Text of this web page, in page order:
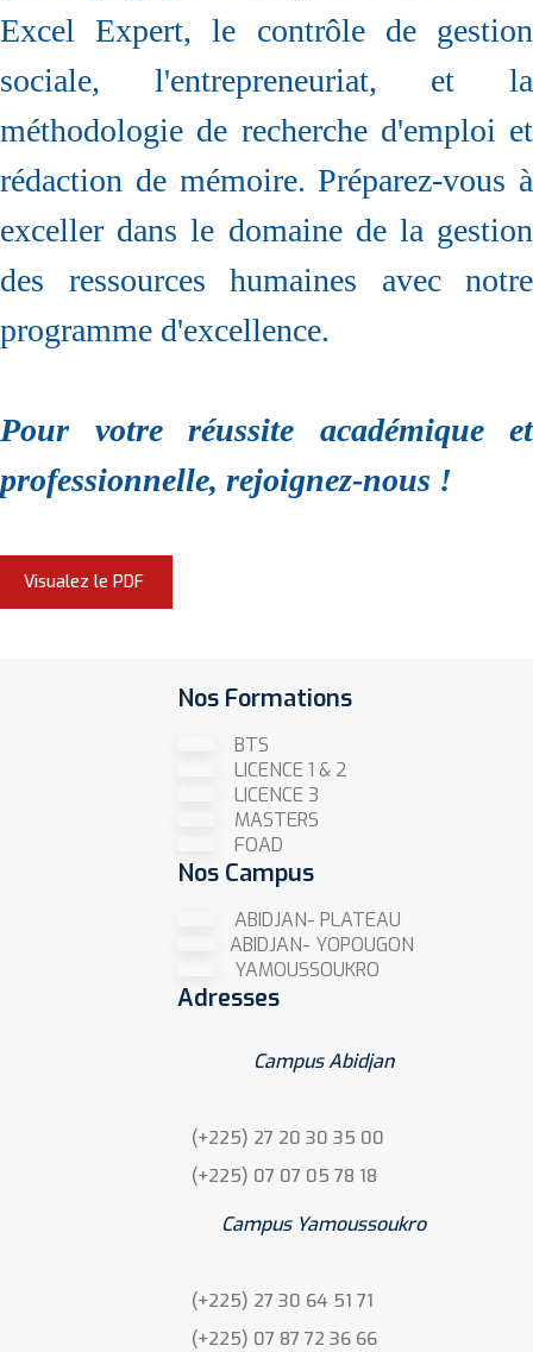
Excel Expert, le contrôle de gestion
sociale, l'entrepreneuriat, et la
méthodologie de recherche d'emploi et
rédaction de mémoire. Préparez-vous à
exceller dans le domaine de la gestion
des ressources humaines avec notre
programme d'excellence.
Pour votre réussite académique et
professionnelle, rejoignez-nous !
Visualez le PDF
Nos Formations
BTS
LICENCE 1 & 2
LICENCE 3
MASTERS
FOAD
Nos Campus
ABIDJAN- PLATEAU
ABIDJAN- YOPOUGON
YAMOUSSOUKRO
Adresses
Campus Abidjan
(+225) 27 20 30 35 00
(+225) 07 07 05 78 18
Campus Yamoussoukro
(+225) 27 30 64 51 71
(+225) 07 87 72 36 66